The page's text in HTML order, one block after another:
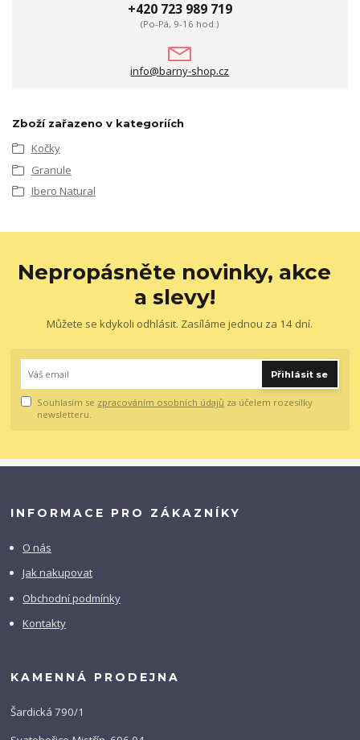
+420 723 989 719
(Po-Pá, 9-16 hod.)
info@barny-shop.cz
Zboží zařazeno v kategoriích
Kočky
Granule
Ibero Natural
Nepropásněte novinky, akce
a slevy!
Můžete se kdykoli odhlásit. Zasíláme jednou za 14 dní.
Přihlásit se
Souhlasím se zpracováním osobních údajů za účelem rozesílky
newsletteru.
INFORMACE PRO ZÁKAZNÍKY
O nás
Jak nakupovat
Obchodní podmínky
Kontakty
KAMENNÁ PRODEJNA
Šardická 790/1